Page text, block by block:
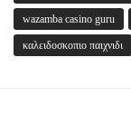
wazamba casino guru
καλειδοσκοπιο παιχνιδι